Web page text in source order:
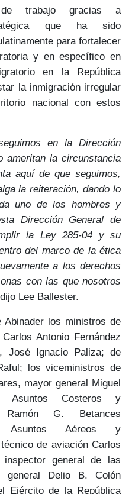
trabajo gracias a
que ha sido
para fortalecer
y en específico en
en la República
la inmigración irregular
nacional con estos
en la Dirección
ameritan la circunstancia
aquí de que seguimos,
la reiteración, dando lo
uno de los hombres y
Dirección General de
la Ley 285-04 y su
del marco de la ética
a los derechos
con las que nosotros
dijo Lee Ballester.
Abinader los ministros de
Antonio Fernández
José Ignacio Paliza; de
; los viceministros de
mayor general Miguel
Asuntos Costeros y
Ramón G. Betances
Aéreos y
de aviación Carlos
general de las
general Delio B. Colón
Ejército de la República